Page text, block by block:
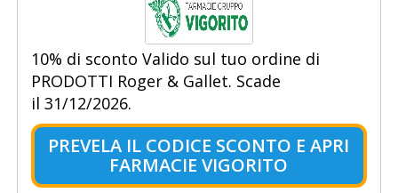
10% di sconto Valido sul tuo ordine di
PRODOTTI Roger & Gallet. Scade
il 31/12/2026.
PREVELA IL CODICE SCONTO E APRI
FARMACIE VIGORITO